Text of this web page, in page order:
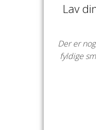
Lav
Der er
fyldige